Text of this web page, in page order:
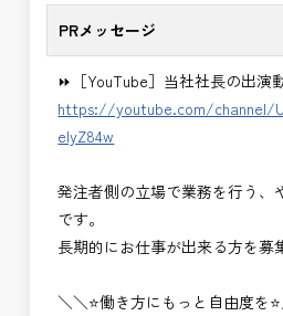
PRメッセージ
⏩［YouTube］当社社長の出演
https://youtube.com/channel/
eIyZ84w
発注者側の立場で業務を行う、
です。
長期的にお仕事が出来る方を募
＼＼⭐働き方にもっと自由度を